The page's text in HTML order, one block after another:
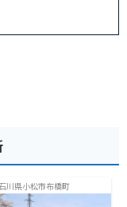
石川県小松市布橋町